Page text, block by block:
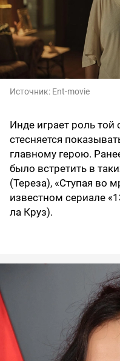
Источник: Ent-movie
Инде играет роль
стесняется
главному герою.
было встретить в
(Тереза), «Ступая во
известном сериале
ла Круз).